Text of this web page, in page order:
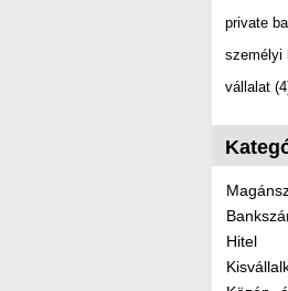
private
személyi
vállalat
Hitel